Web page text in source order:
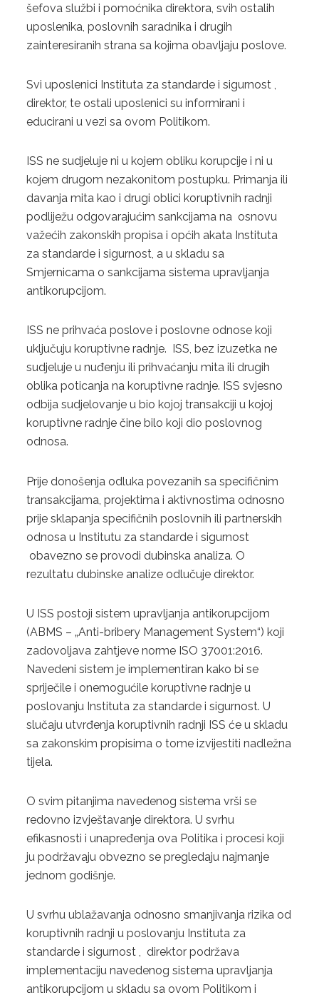
šefova službi i pomoćnika direktora, svih ostalih
uposlenika, poslovnih saradnika i drugih
zainteresiranih strana sa kojima obavljaju poslove.
Svi uposlenici Instituta za standarde i sigurnost ,
direktor, te ostali uposlenici su informirani i
educirani u vezi sa ovom Politikom.
ISS ne sudjeluje ni u kojem obliku korupcije i ni u
kojem drugom nezakonitom postupku. Primanja ili
davanja mita kao i drugi oblici koruptivnih radnji
podliježu odgovarajućim sankcijama na osnovu
važećih zakonskih propisa i općih akata Instituta
za standarde i sigurnost, a u skladu sa
Smjernicama o sankcijama sistema upravljanja
antikorupcijom.
ISS ne prihvaća poslove i poslovne odnose koji
uključuju koruptivne radnje. ISS, bez izuzetka ne
sudjeluje u nuđenju ili prihvaćanju mita ili drugih
oblika poticanja na koruptivne radnje. ISS svjesno
odbija sudjelovanje u bio kojoj transakciji u kojoj
koruptivne radnje čine bilo koji dio poslovnog
odnosa.
Prije donošenja odluka povezanih sa specifičnim
transakcijama, projektima i aktivnostima odnosno
prije sklapanja specifičnih poslovnih ili partnerskih
odnosa u Institutu za standarde i sigurnost
obavezno se provodi dubinska analiza. O
rezultatu dubinske analize odlučuje direktor.
U ISS postoji sistem upravljanja antikorupcijom
(ABMS – „Anti-bribery Management System“) koji
zadovoljava zahtjeve norme ISO 37001:2016.
Navedeni sistem je implementiran kako bi se
spriječile i onemogućile koruptivne radnje u
poslovanju Instituta za standarde i sigurnost. U
slučaju utvrđenja koruptivnih radnji ISS će u skladu
sa zakonskim propisima o tome izvijestiti nadležna
tijela.
O svim pitanjima navedenog sistema vrši se
redovno izvještavanje direktora. U svrhu
efikasnosti i unapređenja ova Politika i procesi koji
ju podržavaju obvezno se pregledaju najmanje
jednom godišnje.
U svrhu ublažavanja odnosno smanjivanja rizika od
koruptivnih radnji u poslovanju Instituta za
standarde i sigurnost , direktor podržava
implementaciju navedenog sistema upravljanja
antikorupcijom u skladu sa ovom Politikom i
REQUEST FOR QUOTATION
CERTIFIKACIJA PROIZVODA EN